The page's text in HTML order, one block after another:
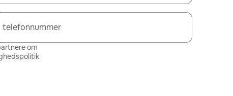
telefonnummer
om